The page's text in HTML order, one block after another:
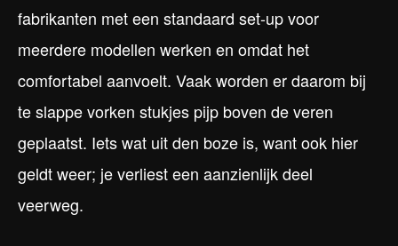
fabrikanten met een standaard set-up voor
meerdere modellen werken en omdat het
comfortabel aanvoelt. Vaak worden er daarom bij
te slappe vorken stukjes pijp boven de veren
geplaatst. Iets wat uit den boze is, want ook hier
geldt weer; je verliest een aanzienlijk deel
veerweg.